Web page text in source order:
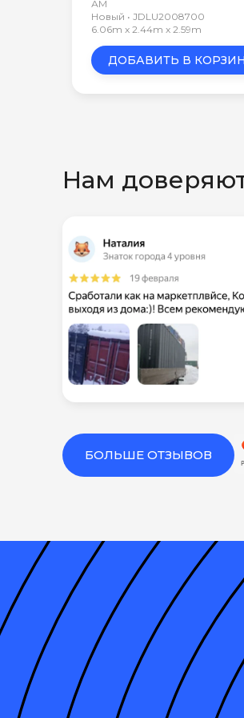
АМ
Новый • JDLU2008700
6.06m x 2.44m x 2.59m
ДОБАВИТЬ В
Нам
БОЛЬШЕ ОТЗЫВОВ